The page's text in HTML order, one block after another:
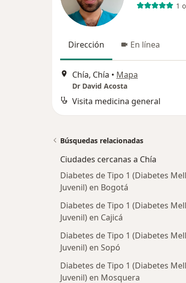
1
Dirección En línea
Chía, Chía • Mapa
Dr David Acosta
Visita medicina general
Búsquedas relacionadas
Ciudades cercanas a Chía
Diabetes de Tipo 1 (Diabetes
Juvenil) en Bogotá
Diabetes de Tipo 1 (Diabetes
Juvenil) en Cajicá
Diabetes de Tipo 1 (Diabetes
Juvenil) en Sopó
Diabetes de Tipo 1 (Diabetes
Juvenil) en Mosquera